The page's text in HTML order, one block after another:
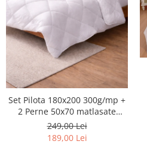
Set Pilota 180x200 300g/mp +
2 Perne 50x70 matlasate
800g/buc
249,00 Lei
189,00 Lei